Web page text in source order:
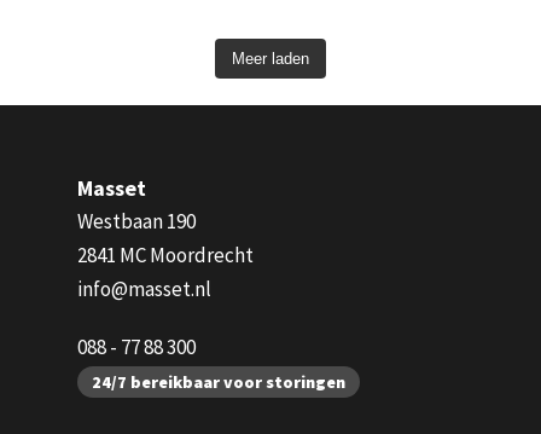
Meer laden
Masset
Westbaan 190
2841 MC Moordrecht
info@masset.nl
088 - 77 88 300
24/7 bereikbaar voor storingen